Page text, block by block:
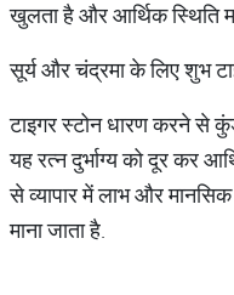
खुलता है और आर्थिक स्थिति
सूर्य और चंद्रमा के लिए शुभ
टाइगर स्टोन धारण करने से
यह रत्न दुर्भाग्य को दूर कर
से व्यापार में लाभ और
माना जाता है.